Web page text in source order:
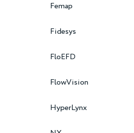
Femap
Fidesys
FloEFD
FlowVision
HyperLynx